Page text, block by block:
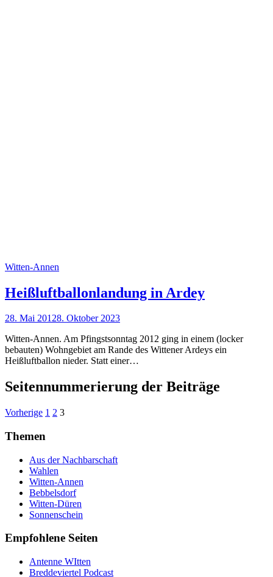
Witten-Annen
Heißluftballonlandung in Ardey
28. Mai 20128. Oktober 2023
Witten-Annen. Am Pfingstsonntag 2012 ging in einem (locker
bebauten) Wohngebiet am Rande des Wittener Ardeys ein
Heißluftballon nieder. Statt einer…
Seitennummerierung der Beiträge
Vorherige 1 2 3
Themen
Aus der Nachbarschaft
Wahlen
Witten-Annen
Bebbelsdorf
Witten-Düren
Sonnenschein
Empfohlene Seiten
Antenne WItten
Breddeviertel Podcast